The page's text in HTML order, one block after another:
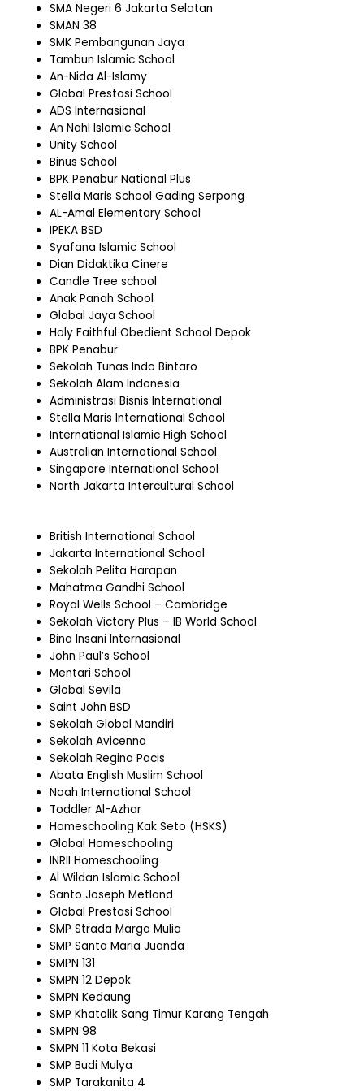
SMA Negeri 6 Jakarta Selatan
SMAN 38
SMK Pembangunan Jaya
Tambun Islamic School
An-Nida Al-Islamy
Global Prestasi School
ADS Internasional
An Nahl Islamic School
Unity School
Binus School
BPK Penabur National Plus
Stella Maris School Gading Serpong
AL-Amal Elementary School
IPEKA BSD
Syafana Islamic School
Dian Didaktika Cinere
Candle Tree school
Anak Panah School
Global Jaya School
Holy Faithful Obedient School Depok
BPK Penabur
Sekolah Tunas Indo Bintaro
Sekolah Alam Indonesia
Administrasi Bisnis International
Stella Maris International School
International Islamic High School
Australian International School
Singapore International School
North Jakarta Intercultural School
British International School
Jakarta International School
Sekolah Pelita Harapan
Mahatma Gandhi School
Royal Wells School – Cambridge
Sekolah Victory Plus – IB World School
Bina Insani Internasional
John Paul’s School
Mentari School
Global Sevila
Saint John BSD
Sekolah Global Mandiri
Sekolah Avicenna
Sekolah Regina Pacis
Abata English Muslim School
Noah International School
Toddler Al-Azhar
Homeschooling Kak Seto (HSKS)
Global Homeschooling
INRII Homeschooling
Al Wildan Islamic School
Santo Joseph Metland
Global Prestasi School
SMP Strada Marga Mulia
SMP Santa Maria Juanda
SMPN 131
SMPN 12 Depok
SMPN Kedaung
SMP Khatolik Sang Timur Karang Tengah
SMPN 98
SMPN 11 Kota Bekasi
SMP Budi Mulya
SMP Tarakanita 4